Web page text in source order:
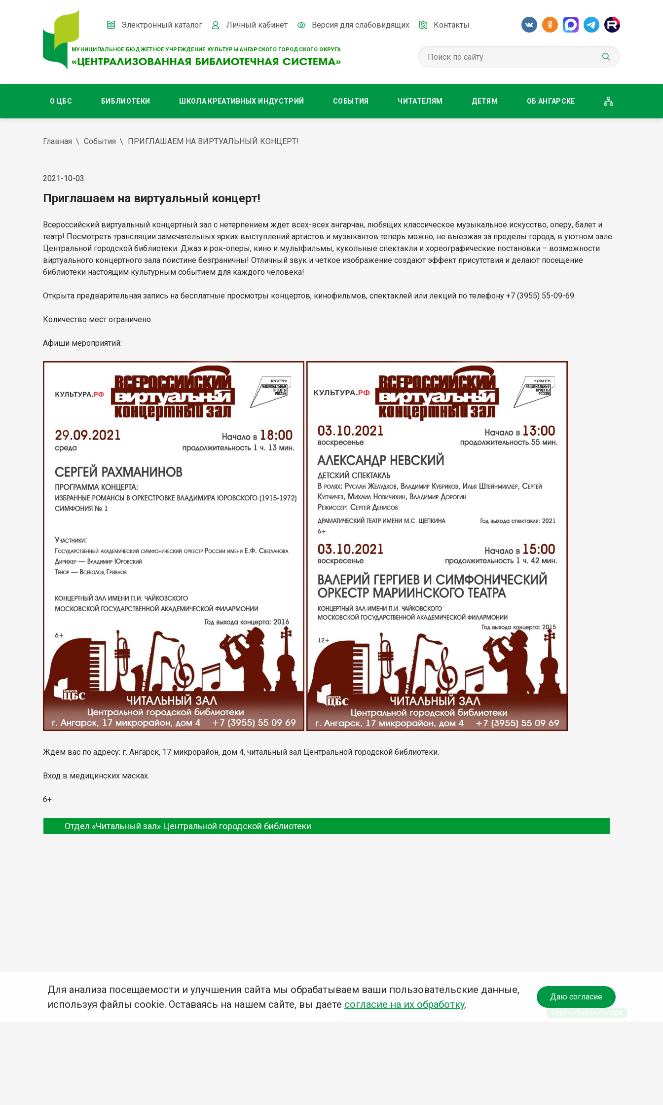
МУНИЦИПАЛЬНОЕ БЮДЖЕТНОЕ УЧРЕЖДЕНИЕ КУЛЬТУРЫ АНГАРСКОГО ГОРОДСКОГО ОКРУГА
Электронный каталог Личный кабинет Версия для слабовидящих Контакты
О ЦБС БИБЛИОТЕКИ ШКОЛА КРЕАТИВНЫХ ИНДУСТРИЙ СОБЫТИЯ ЧИТАТЕЛЯМ ДЕТЯМ ОБ АНГАРСКЕ
Главная События ПРИГЛАШАЕМ НА ВИРТУАЛЬНЫЙ КОНЦЕРТ!
2021-10-03
Приглашаем на виртуальный концерт!
Всероссийский виртуальный концертный зал с нетерпением ждет всех-всех ангарчан, любящих классическое музыкальное искусство, оперу, балет и
театр! Посмотреть трансляции замечательных ярких выступлений артистов и музыкантов теперь можно, не выезжая за пределы города, в уютном зале
Центральной городской библиотеки. Джаз и рок-оперы, кино и мультфильмы, кукольные спектакли и хореографические постановки – возможности
виртуального концертного зала поистине безграничны! Отличный звук и четкое изображение создают эффект присутствия и делают посещение
библиотеки настоящим культурным событием для каждого человека!
Открыта предварительная запись на бесплатные просмотры концертов, кинофильмов, спектаклей или лекций по телефону +7 (3955) 55-09-69.
Количество мест ограничено.
Афиши мероприятий:
Ждем вас по адресу: г. Ангарск, 17 микрорайон, дом 4, читальный зал Центральной городской библиотеки.
Вход в медицинских масках.
6+
Отдел «Читальный зал» Центральной городской библиотеки
Для анализа посещаемости и улучшения сайта мы обрабатываем ваши пользовательские данные,
используя файлы cookie. Оставаясь на нашем сайте, вы даете согласие на их обработку.
Даю согласие
Спроси библиотекаря